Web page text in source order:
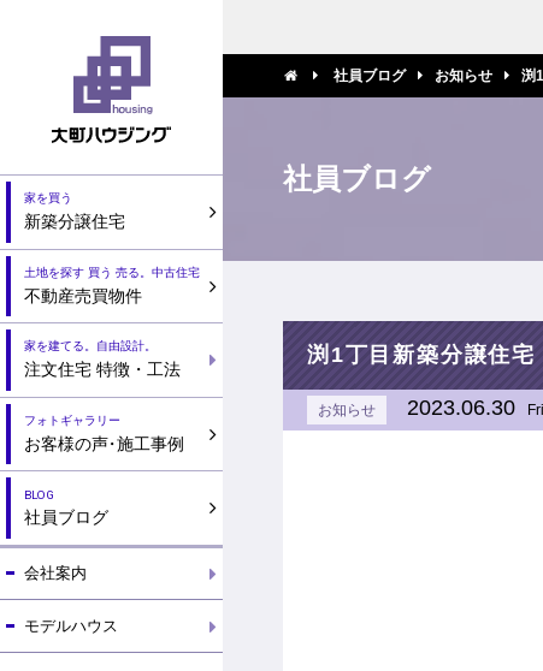
家を買う
新築分譲住宅
土地を探す 買う 売る。中古住宅
不動産売買物件
家を建てる。自由設計。
注文住宅 特徴・工法
フォトギャラリー
お客様の声・施工事例
BLOG
社員ブログ
会社案内
モデルハウス
社員ブログ お知らせ 渕
社員ブログ
渕1丁目新築分譲住宅
お知らせ 2023.06.30